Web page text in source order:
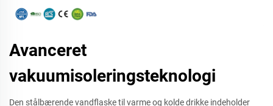
Avanceret
vakuumisoleringsteknologi
Den stålbærende vandflaske til varme og kolde drikke indeholder